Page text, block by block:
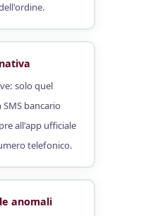
solo quel
bancario
all'app ufficiale
telefonico.
anomali